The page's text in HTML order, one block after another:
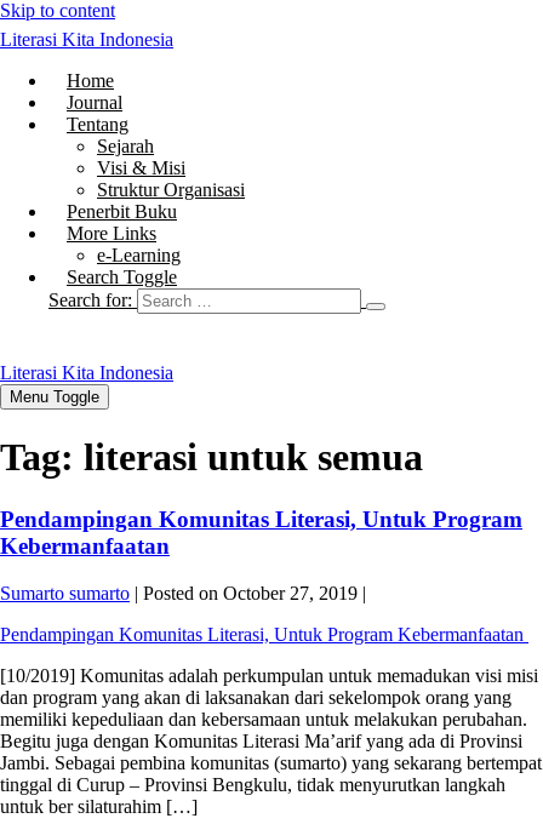
Skip to content
Literasi Kita Indonesia
Home
Journal
Tentang
Sejarah
Visi & Misi
Struktur Organisasi
Penerbit Buku
More Links
e-Learning
Search Toggle
Search for:
Literasi Kita Indonesia
Menu Toggle
Tag: literasi untuk semua
Pendampingan Komunitas Literasi, Untuk Program
Kebermanfaatan
Sumarto sumarto | Posted on October 27, 2019 |
Pendampingan Komunitas Literasi, Untuk Program Kebermanfaatan
[10/2019] Komunitas adalah perkumpulan untuk memadukan visi misi
dan program yang akan di laksanakan dari sekelompok orang yang
memiliki kepeduliaan dan kebersamaan untuk melakukan perubahan.
Begitu juga dengan Komunitas Literasi Ma’arif yang ada di Provinsi
Jambi. Sebagai pembina komunitas (sumarto) yang sekarang bertempat
tinggal di Curup – Provinsi Bengkulu, tidak menyurutkan langkah
untuk ber silaturahim […]